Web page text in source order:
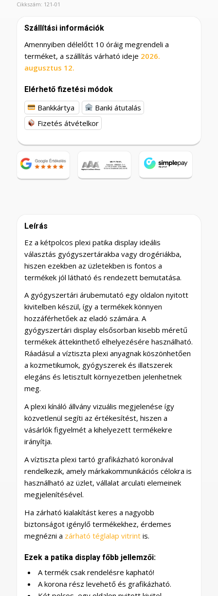
Cikkszám: 121-01
Szállítási információk
Amennyiben délelőtt 10 óráig megrendeli a
terméket, a szállítás várható ideje 2026.
augusztus 12.
Elérhető fizetési módok
Bankkártya
Banki átutalás
Fizetés átvételkor
Leírás
Ez a kétpolcos plexi patika display ideális
választás gyógyszertárakba vagy drogériákba,
hiszen ezekben az üzletekben is fontos a
termékek jól látható és rendezett bemutatása.
A gyógyszertári árubemutató egy oldalon nyitott
kivitelben készül, így a termékek könnyen
hozzáférhetőek az eladó számára. A
gyógyszertári display elsősorban kisebb méretű
termékek áttekinthető elhelyezésére használható.
Ráadásul a víztiszta plexi anyagnak köszönhetően
a kozmetikumok, gyógyszerek és illatszerek
elegáns és letisztult környezetben jelenhetnek
meg.
A plexi kínáló állvány vizuális megjelenése így
közvetlenül segíti az értékesítést, hiszen a
vásárlók figyelmét a kihelyezett termékekre
irányítja.
A víztiszta plexi tartó grafikázható koronával
rendelkezik, amely márkakommunikációs célokra is
használható az üzlet, vállalat arculati elemeinek
megjelenítésével.
Ha zárható kialakítást keres a nagyobb
biztonságot igénylő termékekhez, érdemes
megnézni a zárható téglalap vitrintis.
Ezek a patika display főbb jellemzői:
A termék csak rendelésre kapható!
A korona rész levehető és grafikázható.